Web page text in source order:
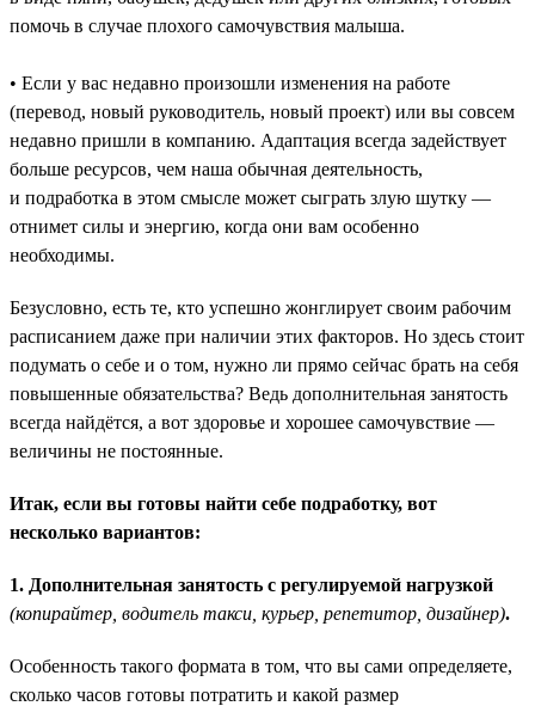
помочь в случае плохого самочувствия малыша.
• Если у вас недавно произошли изменения на работе
(перевод, новый руководитель, новый проект) или вы совсем
недавно пришли в компанию. Адаптация всегда задействует
больше ресурсов, чем наша обычная деятельность,
и подработка в этом смысле может сыграть злую шутку —
отнимет силы и энергию, когда они вам особенно
необходимы.
Безусловно, есть те, кто успешно жонглирует своим рабочим
расписанием даже при наличии этих факторов. Но здесь стоит
подумать о себе и о том, нужно ли прямо сейчас брать на себя
повышенные обязательства? Ведь дополнительная занятость
всегда найдётся, а вот здоровье и хорошее самочувствие —
величины не постоянные.
Итак, если вы готовы найти себе подработку, вот
несколько вариантов:
1. Дополнительная занятость с регулируемой нагрузкой
(копирайтер, водитель такси, курьер, репетитор, дизайнер).
Особенность такого формата в том, что вы сами определяете,
сколько часов готовы потратить и какой размер